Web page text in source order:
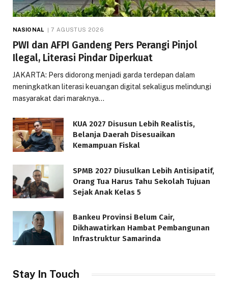
NASIONAL 7 AGUSTUS 2026
PWI dan AFPI Gandeng Pers Perangi Pinjol
Ilegal, Literasi Pindar Diperkuat
JAKARTA: Pers didorong menjadi garda terdepan dalam
meningkatkan literasi keuangan digital sekaligus melindungi
masyarakat dari maraknya…
KUA 2027 Disusun Lebih Realistis,
Belanja Daerah Disesuaikan
Kemampuan Fiskal
SPMB 2027 Diusulkan Lebih Antisipatif,
Orang Tua Harus Tahu Sekolah Tujuan
Sejak Anak Kelas 5
Bankeu Provinsi Belum Cair,
Dikhawatirkan Hambat Pembangunan
Infrastruktur Samarinda
Stay In Touch